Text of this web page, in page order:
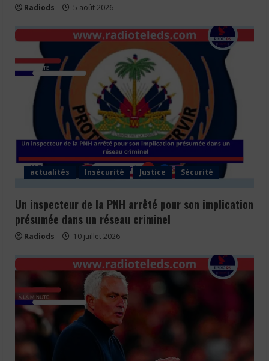
Radiods 5 août 2026
actualités Insécurité Justice Sécurité
Un inspecteur de la PNH arrêté pour son implication
présumée dans un réseau criminel
Radiods 10 juillet 2026